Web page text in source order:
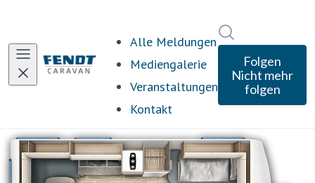
Alle Meldungen
Mediengalerie
Veranstaltungen
Kontakt
Folgen
Nicht mehr
folgen